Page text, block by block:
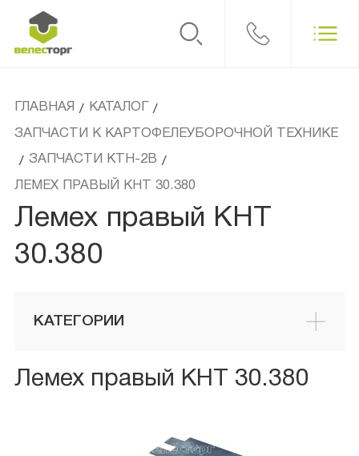
ГЛАВНАЯ / КАТАЛОГ
/
ЗАПЧАСТИ К КАРТОФЕЛЕУБОРОЧНОЙ ТЕХНИКЕ
/ ЗАПЧАСТИ КТН-2В /
ЛЕМЕХ ПРАВЫЙ КНТ 30.380
Лемех правый КНТ
30.380
КАТЕГОРИИ
Лемех правый КНТ 30.380